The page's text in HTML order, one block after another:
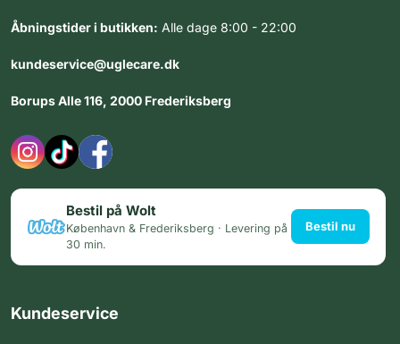
Åbningstider i butikken: Alle dage 8:00 - 22:00
kundeservice@uglecare.dk
Borups Alle 116, 2000 Frederiksberg
Bestil på Wolt
København & Frederiksberg · Levering på
30 min.
Bestil nu
Kundeservice